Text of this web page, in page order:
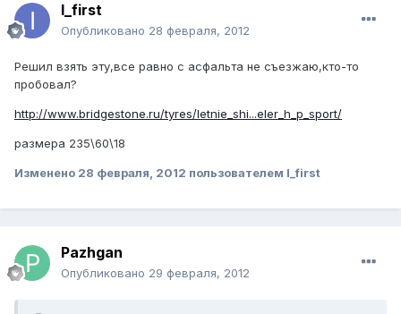
I_first
Опубликовано 28 февраля, 2012
Решил взять эту,все равно с асфальта не съезжаю,кто-то
пробовал?
http://www.bridgestone.ru/tyres/letnie_shi...eler_h_p_sport/
размера 235\60\18
Изменено 28 февраля, 2012 пользователем I_first
Pazhgan
Опубликовано 29 февраля, 2012